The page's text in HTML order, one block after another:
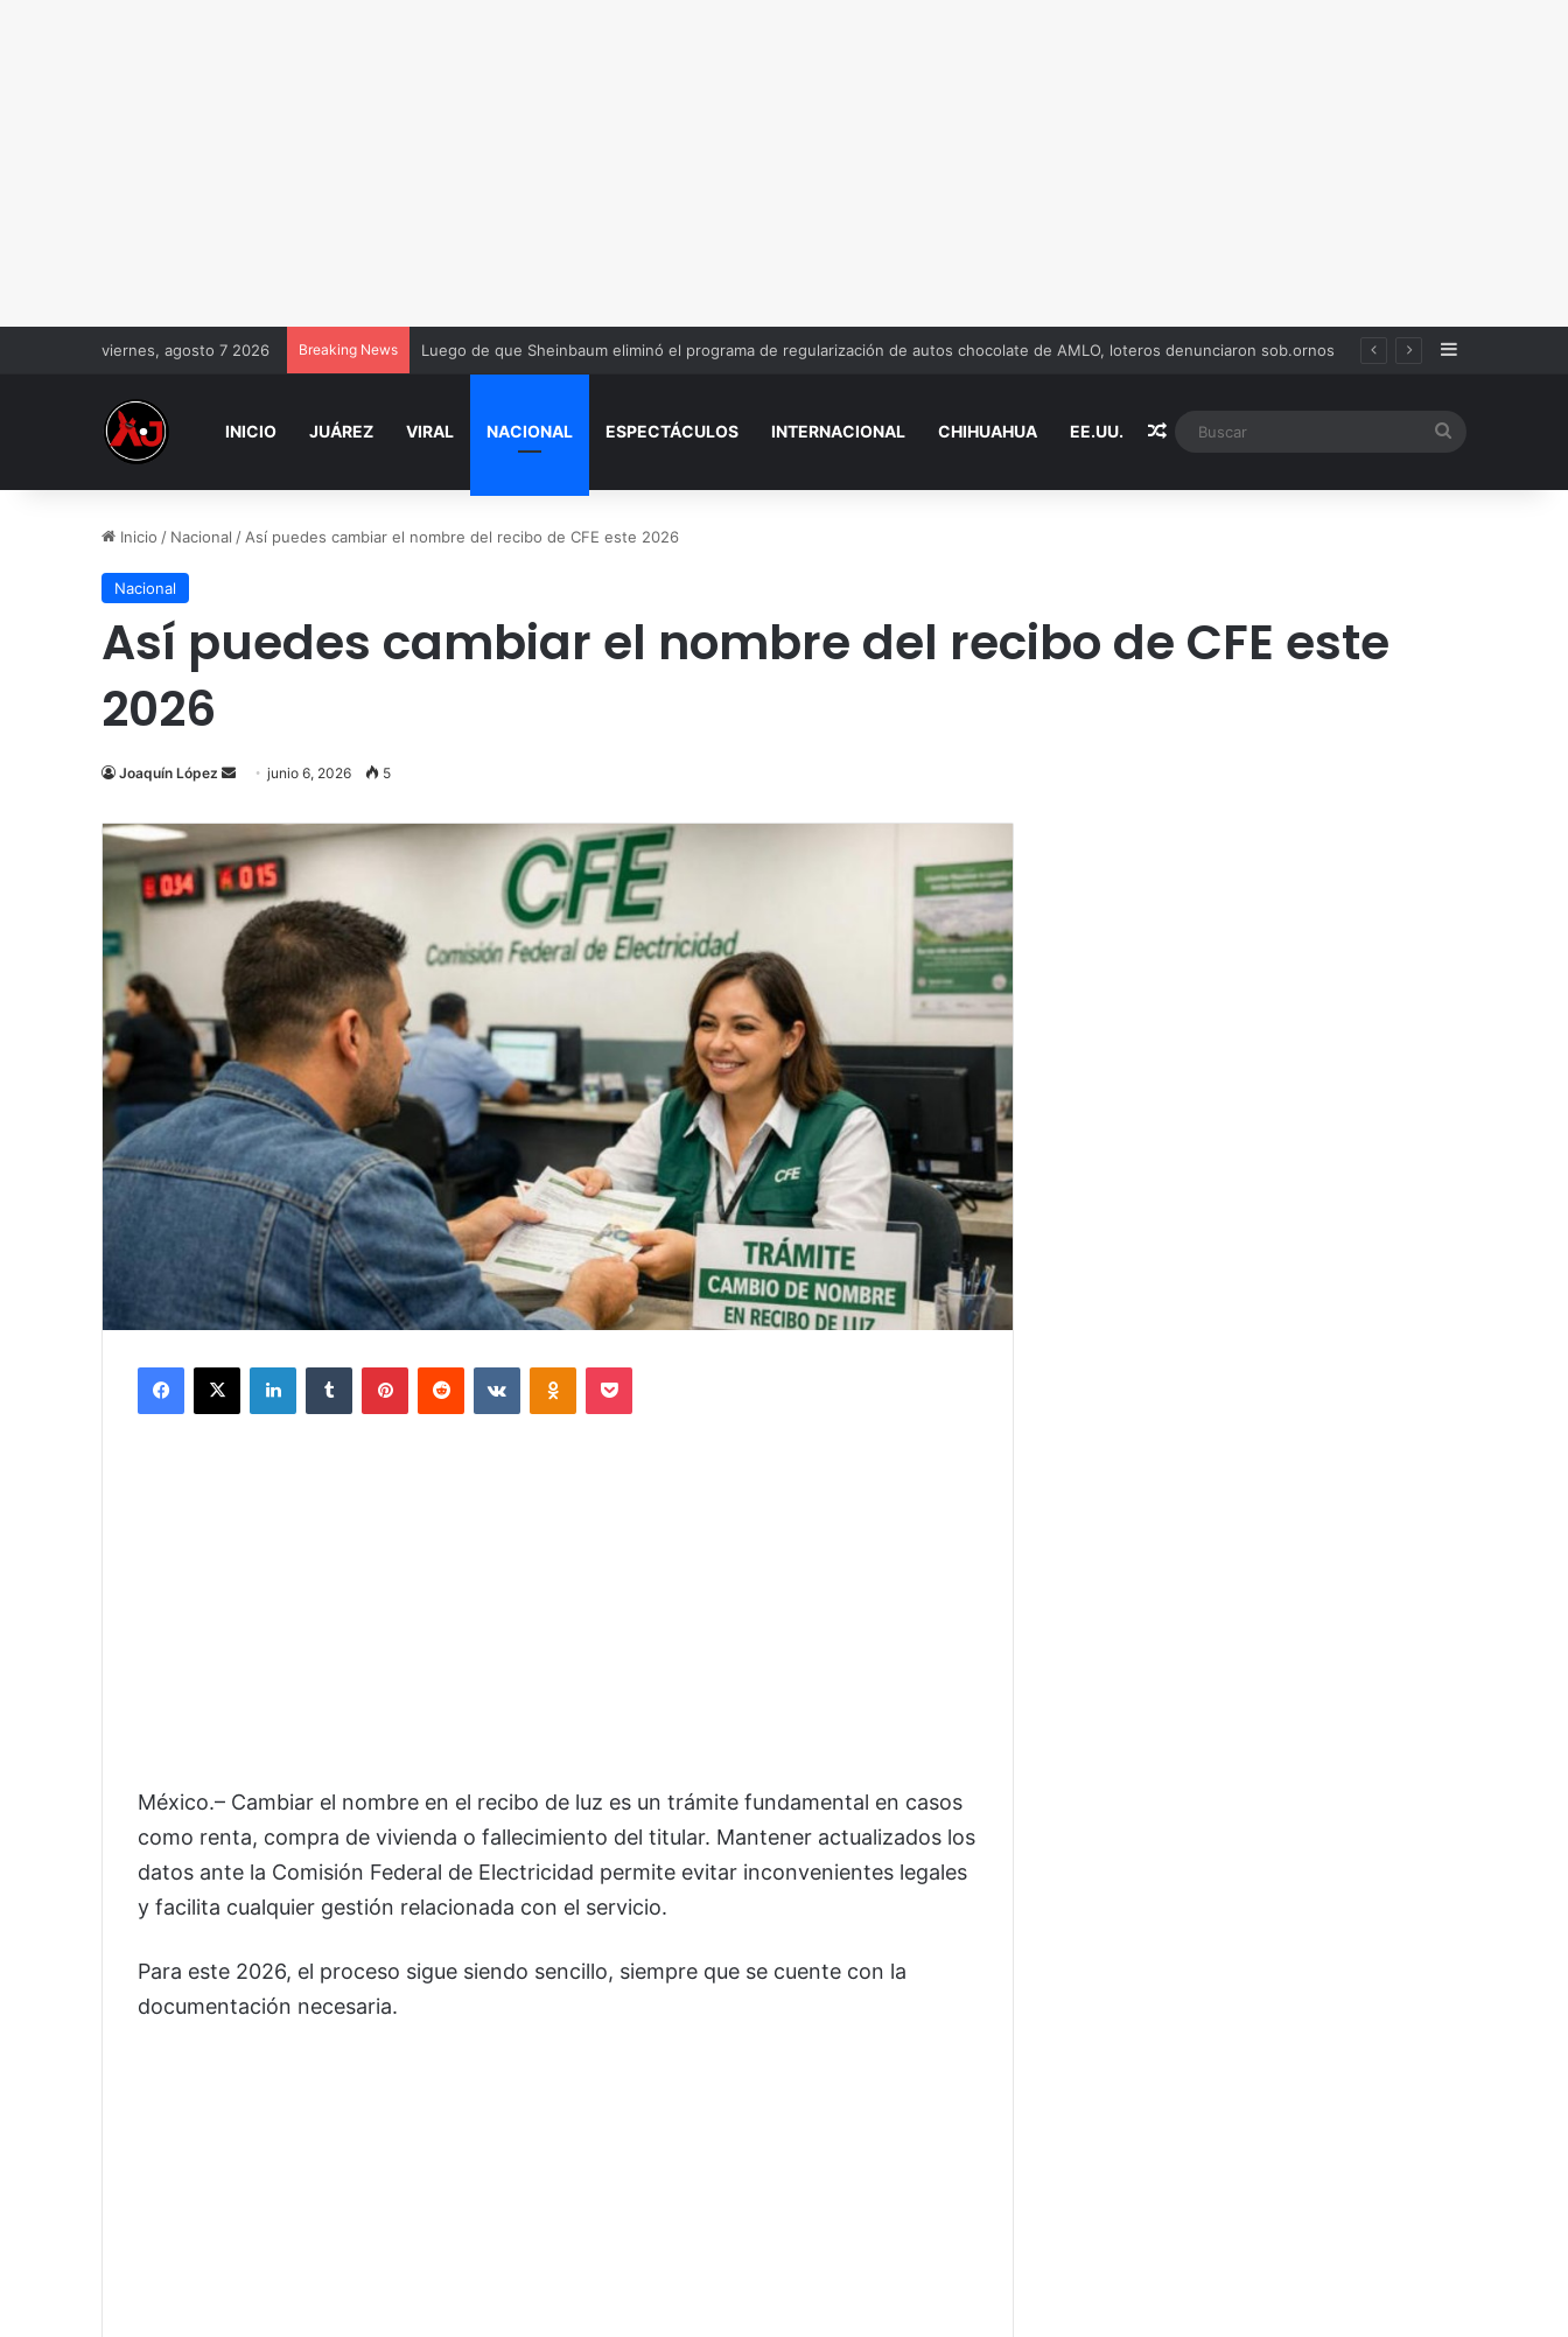
viernes, agosto 7 2026 Breaking News Luego de que Sheinbaum eliminó el programa de regularización de autos chocolate de AMLO, loteros denunciaron sob.ornos Sidebar
INICIO JUÁREZ VIRAL NACIONAL ESPECTÁCULOS INTERNACIONAL CHIHUAHUA EE.UU. Random Article
Inicio / Nacional / Así puedes cambiar el nombre del recibo de CFE este 2026
Nacional
Así puedes cambiar el nombre del recibo de CFE este
2026
Joaquín López
Send
email
junio 6, 2026 5
Facebook
X LinkedInTumblr PinterestReddit VKontakteOdnoklassniki
Pocket
México.– Cambiar el nombre en el recibo de luz es un trámite fundamental en casos
como renta, compra de vivienda o fallecimiento del titular. Mantener actualizados los
datos ante la Comisión Federal de Electricidad permite evitar inconvenientes legales
y facilita cualquier gestión relacionada con el servicio.
Para este 2026, el proceso sigue siendo sencillo, siempre que se cuente con la
documentación necesaria.